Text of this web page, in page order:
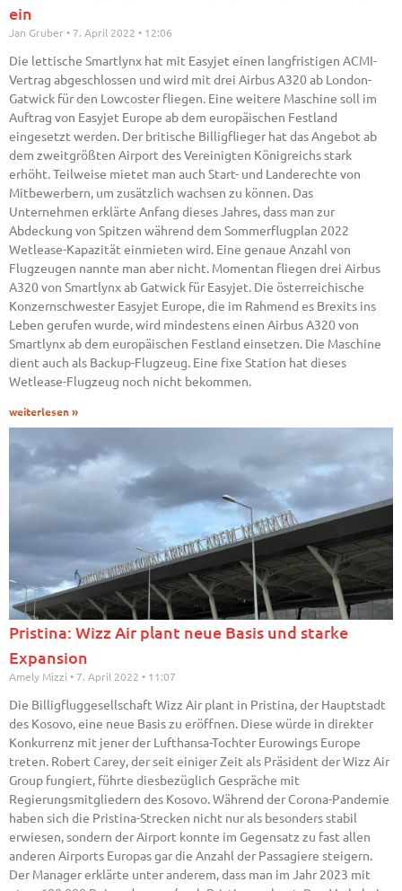
ein
Jan Gruber 7. April 2022 12:06
Die lettische Smartlynx hat mit Easyjet einen langfristigen ACMI-
Vertrag abgeschlossen und wird mit drei Airbus A320 ab London-
Gatwick für den Lowcoster fliegen. Eine weitere Maschine soll im
Auftrag von Easyjet Europe ab dem europäischen Festland
eingesetzt werden. Der britische Billigflieger hat das Angebot ab
dem zweitgrößten Airport des Vereinigten Königreichs stark
erhöht. Teilweise mietet man auch Start- und Landerechte von
Mitbewerbern, um zusätzlich wachsen zu können. Das
Unternehmen erklärte Anfang dieses Jahres, dass man zur
Abdeckung von Spitzen während dem Sommerflugplan 2022
Wetlease-Kapazität einmieten wird. Eine genaue Anzahl von
Flugzeugen nannte man aber nicht. Momentan fliegen drei Airbus
A320 von Smartlynx ab Gatwick für Easyjet. Die österreichische
Konzernschwester Easyjet Europe, die im Rahmend es Brexits ins
Leben gerufen wurde, wird mindestens einen Airbus A320 von
Smartlynx ab dem europäischen Festland einsetzen. Die Maschine
dient auch als Backup-Flugzeug. Eine fixe Station hat dieses
Wetlease-Flugzeug noch nicht bekommen.
weiterlesen »
Pristina: Wizz Air plant neue Basis und starke
Expansion
Amely Mizzi 7. April 2022 11:07
Die Billigfluggesellschaft Wizz Air plant in Pristina, der Hauptstadt
des Kosovo, eine neue Basis zu eröffnen. Diese würde in direkter
Konkurrenz mit jener der Lufthansa-Tochter Eurowings Europe
treten. Robert Carey, der seit einiger Zeit als Präsident der Wizz Air
Group fungiert, führte diesbezüglich Gespräche mit
Regierungsmitgliedern des Kosovo. Während der Corona-Pandemie
haben sich die Pristina-Strecken nicht nur als besonders stabil
erwiesen, sondern der Airport konnte im Gegensatz zu fast allen
anderen Airports Europas gar die Anzahl der Passagiere steigern.
Der Manager erklärte unter anderem, dass man im Jahr 2023 mit